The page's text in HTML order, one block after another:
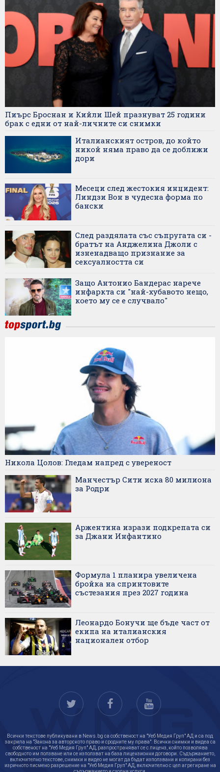
Пиърс Броснан и Кийли Шей празнуват 25 години
брак с едни от най-личните си снимки
Италианският остров, до който
никой няма право да се доближи
дори
Месеци след жестокия инцидент:
Линдзи Вон в чудесна форма по
бански
След раздялата със съпругата си -
братът на Анджелина Джоли с
изненадващо признание за
сексуалността си
Защо Антонио Бандерас нарече
инфаркта си "най-хубавото нещо,
което му се е случвало"
Никола Цолов: Гледам напред с увереност
Манчестър Сити иска 80 милиона
за Родри
Аржентина изрази подкрепата си
за Джани Инфантино
Формула 1 планира увеличена
бройка на спринтовите
състезания през 2027 година
Леонардо Бонучи ще бъде част от
екипа на италианския
национален отбор
Всички текстове публикувани в News.bg са собственост на "Уеб Медия Груп" АД и са под
закрила на "Закона за авторското право и сродните му права". Всички снимки и видеа са
собственост на "Уеб Медия Груп" АД, разпространяват се с лиценз, който позволява
свободното им ползване или се използват на база лицензионни договори. Съдържанието,
включително текстове, снимки и видео не могат да бъдат използвани и копирани без
изричното писмено разрешение на "Уеб Медия Груп" АД, включително с цел агрегиране на